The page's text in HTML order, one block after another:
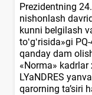
Prezidentning
nishonlash
kunni belgilash
toʻgʻrisida»gi
qanday dam
«Norma»
LYaNDRES
qarorning ta’siri